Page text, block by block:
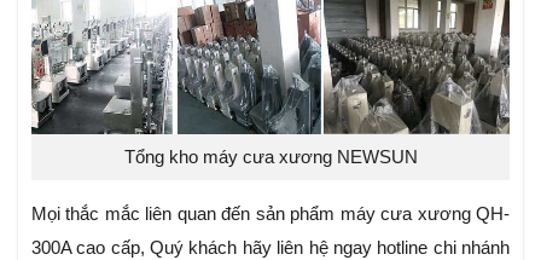
Tổng kho máy cưa xương NEWSUN
Mọi thắc mắc liên quan đến sản phẩm máy cưa xương QH-
300A cao cấp, Quý khách hãy liên hệ ngay hotline chi nhánh